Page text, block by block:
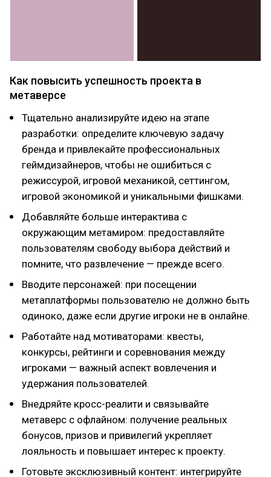
Как повысить успешность проекта в
метаверсе
Тщательно анализируйте идею на этапе
разработки: определите ключевую задачу
бренда и привлекайте профессиональных
геймдизайнеров, чтобы не ошибиться с
режиссурой, игровой механикой, сеттингом,
игровой экономикой и уникальными фишками.
Добавляйте больше интерактива с
окружающим метамиром: предоставляйте
пользователям свободу выбора действий и
помните, что развлечение — прежде всего.
Вводите персонажей: при посещении
метаплатформы пользователю не должно быть
одиноко, даже если другие игроки не в онлайне.
Работайте над мотиваторами: квесты,
конкурсы, рейтинги и соревнования между
игроками — важный аспект вовлечения и
удержания пользователей.
Внедряйте кросс-реалити и связывайте
метаверс с офлайном: получение реальных
бонусов, призов и привилегий укрепляет
лояльность и повышает интерес к проекту.
Готовьте эксклюзивный контент: интегрируйте